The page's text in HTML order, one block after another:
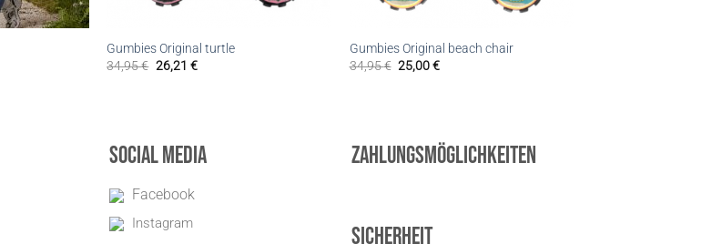
Gumbies Original turtle
34,95€ 26,21 €
Gumbies Original beach chair
34,95€ 25,00€
Social Media
Facebook
Instagram
Zahlungsmöglichkeiten
Sicherheit